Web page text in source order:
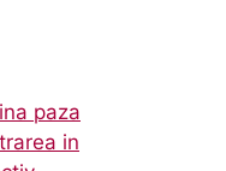
paza
in